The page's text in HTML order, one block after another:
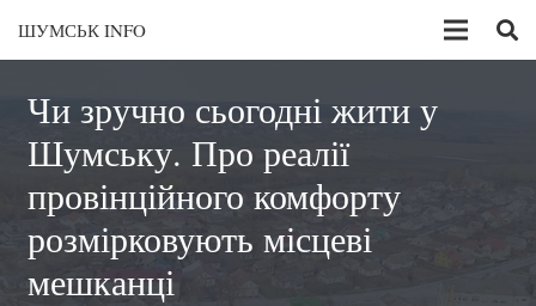
ШУМСЬК INFO
Чи зручно сьогодні жити у
Шумську. Про реалії
провінційного комфорту
розмірковують місцеві
мешканці